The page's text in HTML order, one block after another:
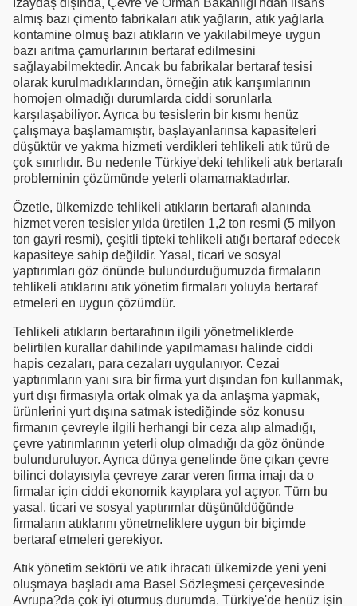
almış bazı çimento fabrikaları atık yağların, atık yağlarla
kontamine olmuş bazı atıkların ve yakılabilmeye uygun
bazı arıtma çamurlarının bertaraf edilmesini
sağlayabilmektedir. Ancak bu fabrikalar bertaraf tesisi
olarak kurulmadıklarından, örneğin atık karışımlarının
homojen olmadığı durumlarda ciddi sorunlarla
karşılaşabiliyor. Ayrıca bu tesislerin bir kısmı henüz
çalışmaya başlamamıştır, başlayanlarınsa kapasiteleri
düşüktür ve yakma hizmeti verdikleri tehlikeli atık türü de
çok sınırlıdır. Bu nedenle Türkiye'deki tehlikeli atık bertarafı
probleminin çözümünde yeterli olamamaktadırlar.
Özetle, ülkemizde tehlikeli atıkların bertarafı alanında
hizmet veren tesisler yılda üretilen 1,2 ton resmi (5 milyon
ton gayri resmi), çeşitli tipteki tehlikeli atığı bertaraf edecek
kapasiteye sahip değildir. Yasal, ticari ve sosyal
yaptırımları göz önünde bulundurduğumuzda firmaların
tehlikeli atıklarını atık yönetim firmaları yoluyla bertaraf
etmeleri en uygun çözümdür.
Tehlikeli atıkların bertarafının ilgili yönetmeliklerde
belirtilen kurallar dahilinde yapılmaması halinde ciddi
hapis cezaları, para cezaları uygulanıyor. Cezai
yaptırımların yanı sıra bir firma yurt dışından fon kullanmak,
yurt dışı firmasıyla ortak olmak ya da anlaşma yapmak,
ürünlerini yurt dışına satmak istediğinde söz konusu
firmanın çevreyle ilgili herhangi bir ceza alıp almadığı,
çevre yatırımlarının yeterli olup olmadığı da göz önünde
bulunduruluyor. Ayrıca dünya genelinde öne çıkan çevre
bilinci dolayısıyla çevreye zarar veren firma imajı da o
firmalar için ciddi ekonomik kayıplara yol açıyor. Tüm bu
yasal, ticari ve sosyal yaptırımlar düşünüldüğünde
firmaların atıklarını yönetmeliklere uygun bir biçimde
bertaraf etmeleri gerekiyor.
Atık yönetim sektörü ve atık ihracatı ülkemizde yeni yeni
oluşmaya başladı ama Basel Sözleşmesi çerçevesinde
Avrupa?da çok iyi oturmuş durumda. Türkiye'de henüz işin